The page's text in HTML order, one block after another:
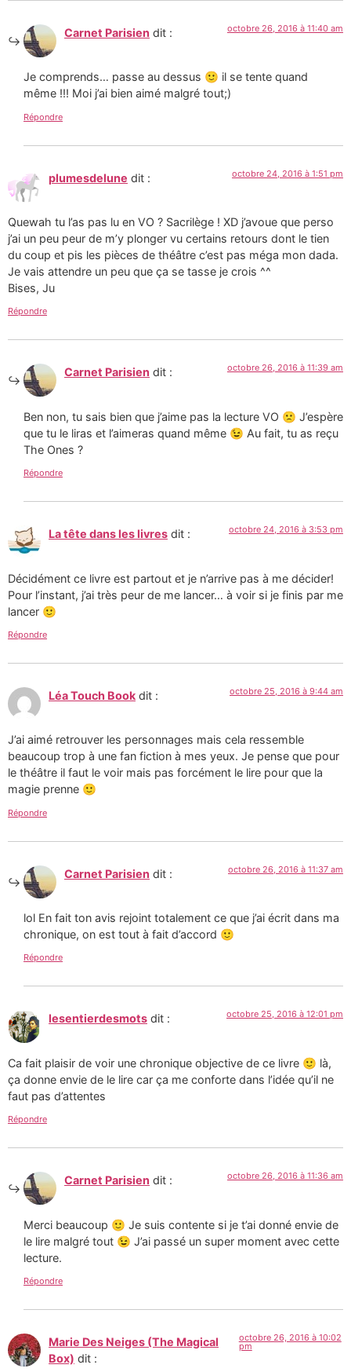
Carnet Parisien dit : octobre 26, 2016 à 11:40 am
Je comprends… passe au dessus 🙂 il se tente quand
même !!! Moi j’ai bien aimé malgré tout;)
Répondre
plumesdelune dit : octobre 24, 2016 à 1:51 pm
Quewah tu l’as pas lu en VO ? Sacrilège ! XD j’avoue que perso
j’ai un peu peur de m’y plonger vu certains retours dont le tien
du coup et pis les pièces de théâtre c’est pas méga mon dada.
Je vais attendre un peu que ça se tasse je crois ^^
Bises, Ju
Répondre
Carnet Parisien dit : octobre 26, 2016 à 11:39 am
Ben non, tu sais bien que j’aime pas la lecture VO 🙁 J’espère
que tu le liras et l’aimeras quand même 😉 Au fait, tu as reçu
The Ones ?
Répondre
La tête dans les livres dit : octobre 24, 2016 à 3:53 pm
Décidément ce livre est partout et je n’arrive pas à me décider!
Pour l’instant, j’ai très peur de me lancer… à voir si je finis par me
lancer 🙂
Répondre
Léa Touch Book dit : octobre 25, 2016 à 9:44 am
J’ai aimé retrouver les personnages mais cela ressemble
beaucoup trop à une fan fiction à mes yeux. Je pense que pour
le théâtre il faut le voir mais pas forcément le lire pour que la
magie prenne 🙂
Répondre
Carnet Parisien dit : octobre 26, 2016 à 11:37 am
lol En fait ton avis rejoint totalement ce que j’ai écrit dans ma
chronique, on est tout à fait d’accord 🙂
Répondre
lesentierdesmots dit : octobre 25, 2016 à 12:01 pm
Ca fait plaisir de voir une chronique objective de ce livre 🙂 là,
ça donne envie de le lire car ça me conforte dans l’idée qu’il ne
faut pas d’attentes
Répondre
Carnet Parisien dit : octobre 26, 2016 à 11:36 am
Merci beaucoup 🙂 Je suis contente si je t’ai donné envie de
le lire malgré tout 😉 J’ai passé un super moment avec cette
lecture.
Répondre
Marie Des Neiges (The Magical
Box) dit :
octobre 26, 2016 à 10:02
pm